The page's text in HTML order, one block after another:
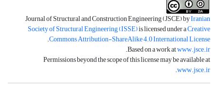
Journal of Structural and Construction Engineering (JSCE) byIranian
Society of Structural Engineering (ISSE)is licensed under aCreative
Commons Attribution-ShareAlike 4.0 International License
.
Based on a work atwww.jsce.ir
.
Permissions beyond the scope of this license may be available at
www.jsce.ir
.